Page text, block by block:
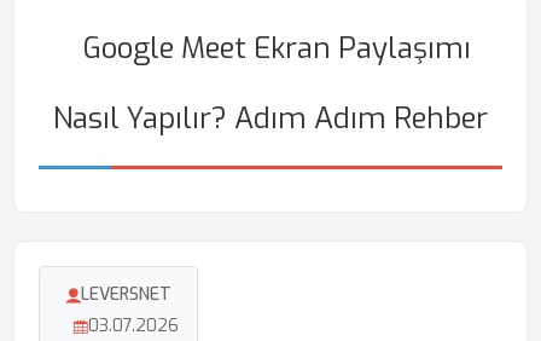
Google Meet Ekran Paylaşımı
Nasıl Yapılır? Adım Adım Rehber
LEVERSNET
03.07.2026